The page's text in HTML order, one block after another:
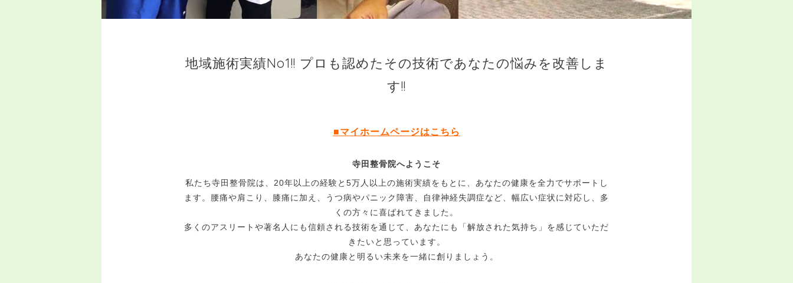
地域施術実績No1!! プロも認めたその技術であなたの悩みを改善しま
す!!
■マイホームページはこちら
寺田整骨院へようこそ
私たち寺田整骨院は、 20年以上の経験と 5万人以上の施術実績をもとに、あなたの健康を全力でサポートし
ます。腰痛や肩こり、膝痛に加え、うつ病やパニック障害、自律神経失調症など、幅広い症状に対応し、多
くの方々に喜ばれてきました。
多くのアスリートや著名人にも信頼される技術を通じて、あなたにも「解放された気持ち」を感じていただ
きたいと思っています。
あなたの健康と明るい未来を一緒に創りましょう。